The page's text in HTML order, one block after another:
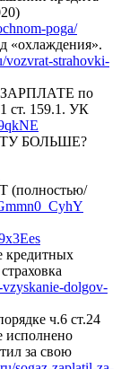
poga/
«охлаждения».
vozvrat-strahovki-
ЗАРПЛАТЕ по
ст. 159.1. УК
БОЛЬШЕ?
dolgov-
ч.6 ст.24
исполнено
за свою